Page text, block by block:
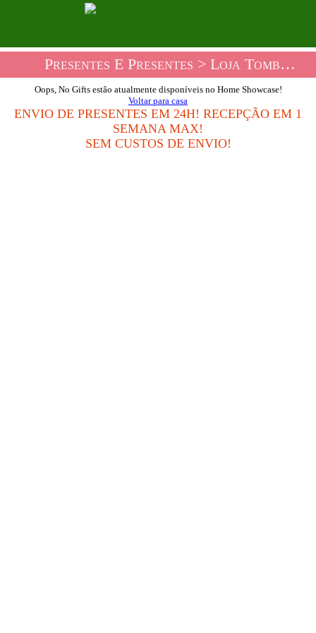
Presentes E Presentes > Loja Tombolas House
Oops, No Gifts estão atualmente disponíveis no Home Showcase!
Voltar para casa
ENVIO DE PRESENTES EM 24H! RECEPÇÃO EM 1
SEMANA MAX!
SEM CUSTOS DE ENVIO!